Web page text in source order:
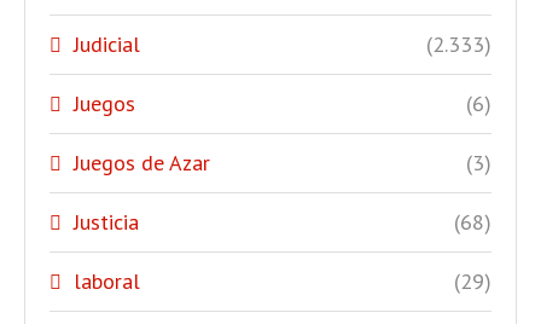
Judicial (2.333)
Juegos (6)
Juegos de Azar (3)
Justicia (68)
laboral (29)